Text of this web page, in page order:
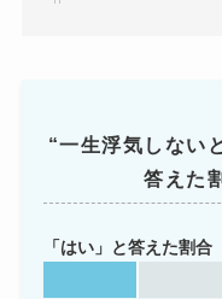
“一生浮気しない
答えた
「はい」と答えた割合